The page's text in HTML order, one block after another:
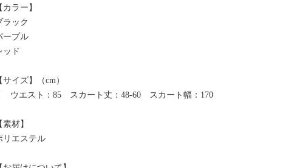
カラー】
ラック
ープル
ッド
サイズ】（cm）
ウエスト：85 スカート丈：48-60 スカート幅：170
素材】
リエステル